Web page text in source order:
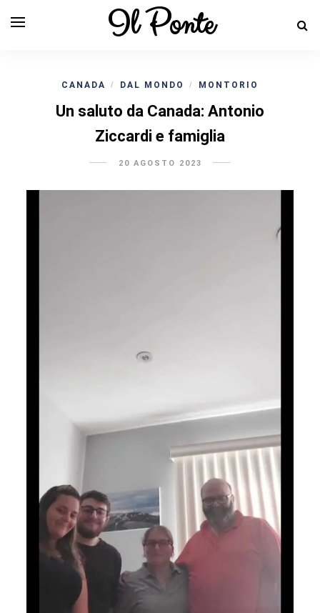
Il Ponte
CANADA / DAL MONDO / MONTORIO
Un saluto da Canada: Antonio
Ziccardi e famiglia
20 AGOSTO 2023